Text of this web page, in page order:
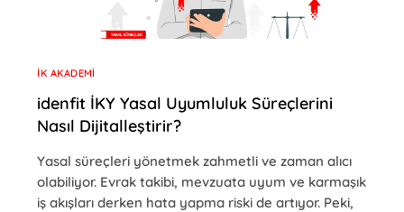
İK AKADEMI
idenfit İKY Yasal Uyumluluk Süreçlerini
Nasıl Dijitalleştirir?
Yasal süreçleri yönetmek zahmetli ve zaman alıcı
olabiliyor. Evrak takibi, mevzuata uyum ve karmaşık
iş akışları derken hata yapma riski de artıyor. Peki,